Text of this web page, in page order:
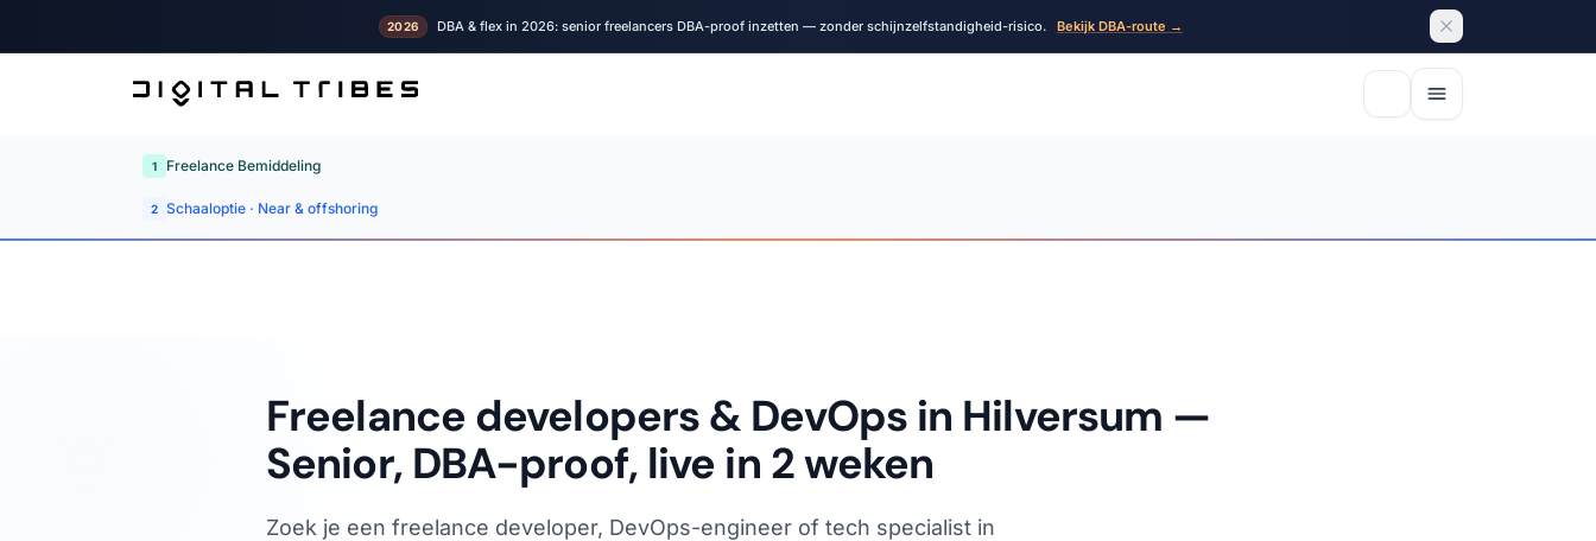
2026 DBA & flex in 2026: senior freelancers DBA-proof inzetten — zonder schijnzelfstandigheid-risico. Bekijk DBA-route →
1 Freelance Bemiddeling
2 Schaaloptie · Near & offshoring
Freelance developers & DevOps in Hilversum —
Senior, DBA-proof, live in 2 weken
Zoek je een freelance developer, DevOps-engineer of tech specialist in